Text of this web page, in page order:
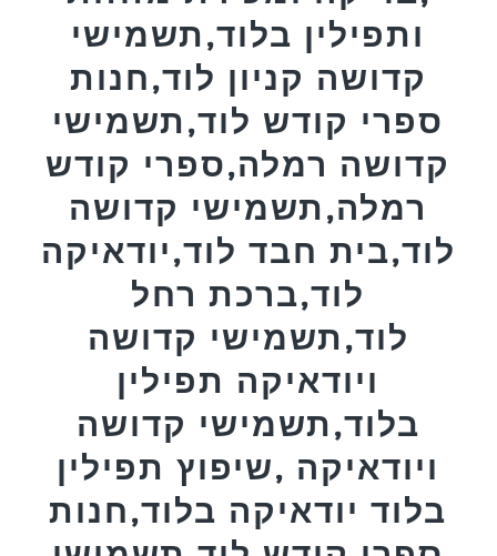
ותפילין בלוד,תשמישי
קדושה קניון לוד,חנות
ספרי קודש לוד,תשמישי
קדושה רמלה,ספרי קודש
רמלה,תשמישי קדושה
לוד,בית חבד לוד,יודאיקה
לוד,ברכת רחל
לוד,תשמישי קדושה
ויודאיקה תפילין
בלוד,תשמישי קדושה
ויודאיקה ,שיפוץ תפילין
בלוד יודאיקה בלוד,חנות